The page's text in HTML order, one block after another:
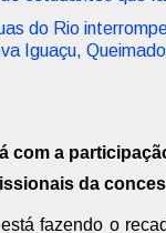
do Rio
Iguaçu,
com a
da
fazendo o